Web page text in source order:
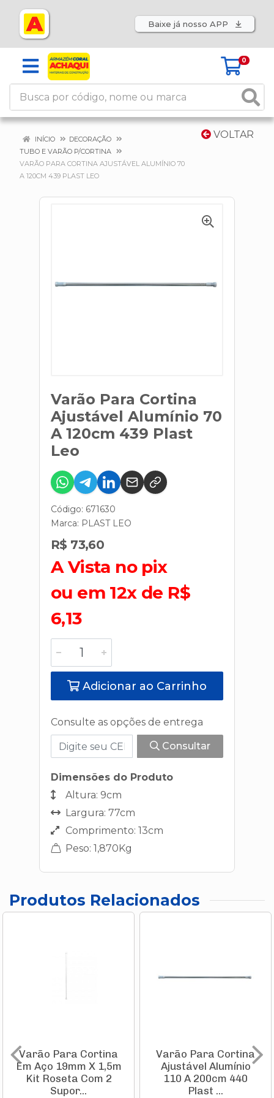
Baixe já nosso APP
0
VOLTAR
INÍCIO
DECORAÇÃO
TUBO E VARÃO P/CORTINA
VARÃO PARA CORTINA AJUSTÁVEL ALUMÍNIO 70
A 120CM 439 PLAST LEO
Varão Para Cortina
Ajustável Alumínio 70
A 120cm 439 Plast
Leo
Código: 671630
Marca: PLAST LEO
R$ 73,60
A Vista no pix
ou em 12x de R$
6,13
Adicionar ao Carrinho
Consulte as opções de entrega
Consultar
Dimensões do Produto
Altura: 9cm
Largura: 77cm
Comprimento: 13cm
Peso: 1,870Kg
Produtos Relacionados
Varão Para Cortina
Em Aço 19mm X 1,5m
Kit Roseta Com 2
Supor...
Varão Para Cortina
Ajustável Alumínio
110 A 200cm 440
Plast ...